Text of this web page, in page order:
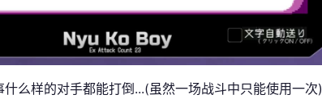
么样的对手都能打倒...(虽然一场战斗中只能使用一次)